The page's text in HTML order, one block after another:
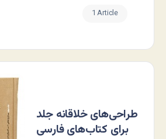
1 Article
طراحی‌های خلاقانه جلد
برای کتاب‌های فارسی